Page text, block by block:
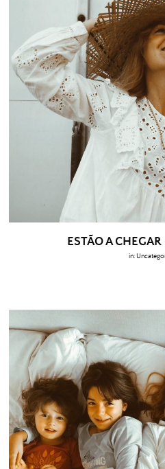
ESTÃO A
in: